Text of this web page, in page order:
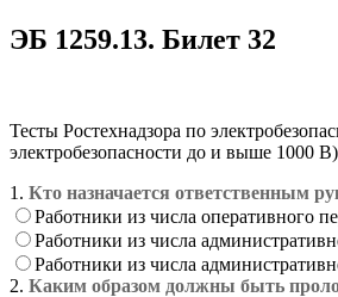
ЭБ 1259.13. Билет 32
Тесты Ростехнадзора по
электробезопасности до и выше 1000
1. Кто назначается ответственным
Работники из числа оперативного
Работники из числа
Работники из числа
2. Каким образом должны быть